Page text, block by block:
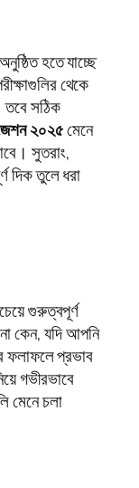
হতে যাচ্ছে
থেকে
তবে সঠিক
২০২৫মেনে
সুতরাং,
দিক তুলে ধরা
গুরুত্বপূর্ণ
কেন, যদি আপনি
ফলাফলে প্রভাব
গভীরভাবে
মেনে চলা